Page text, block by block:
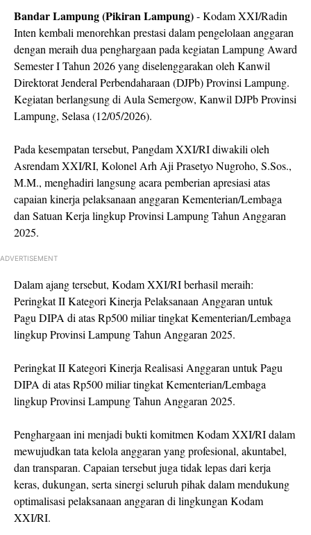
Bandar Lampung (Pikiran Lampung)- Kodam XXI/Radin
Inten kembali menorehkan prestasi dalam pengelolaan anggaran
dengan meraih dua penghargaan pada kegiatan Lampung Award
Semester I Tahun 2026 yang diselenggarakan oleh Kanwil
Direktorat Jenderal Perbendaharaan (DJPb) Provinsi Lampung.
Kegiatan berlangsung di Aula Semergow, Kanwil DJPb Provinsi
Lampung, Selasa (12/05/2026).
Pada kesempatan tersebut, Pangdam XXI/RI diwakili oleh
Asrendam XXI/RI, Kolonel Arh Aji Prasetyo Nugroho, S.Sos.,
M.M., menghadiri langsung acara pemberian apresiasi atas
capaian kinerja pelaksanaan anggaran Kementerian/Lembaga
dan Satuan Kerja lingkup Provinsi Lampung Tahun Anggaran
2025.
ADVERTISEMENT
Dalam ajang tersebut, Kodam XXI/RI berhasil meraih:
Peringkat II Kategori Kinerja Pelaksanaan Anggaran untuk
Pagu DIPA di atas Rp500 miliar tingkat Kementerian/Lembaga
lingkup Provinsi Lampung Tahun Anggaran 2025.
Peringkat II Kategori Kinerja Realisasi Anggaran untuk Pagu
DIPA di atas Rp500 miliar tingkat Kementerian/Lembaga
lingkup Provinsi Lampung Tahun Anggaran 2025.
Penghargaan ini menjadi bukti komitmen Kodam XXI/RI dalam
mewujudkan tata kelola anggaran yang profesional, akuntabel,
dan transparan. Capaian tersebut juga tidak lepas dari kerja
keras, dukungan, serta sinergi seluruh pihak dalam mendukung
optimalisasi pelaksanaan anggaran di lingkungan Kodam
XXI/RI.